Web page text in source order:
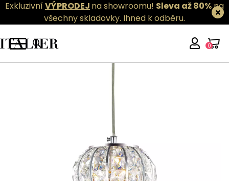
ExkluzivníVÝPRODEJ na showroomu! Sleva až 80%na
všechny skladovky. Ihned k odběru.
0